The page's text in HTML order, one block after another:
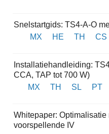
Snelstartgids: TS4-A-O
MX
HE TH CS
Installatiehandleiding:
CCA, TAP tot 700 W)
MX
TH SL PT
Whitepaper:
voorspellende IV